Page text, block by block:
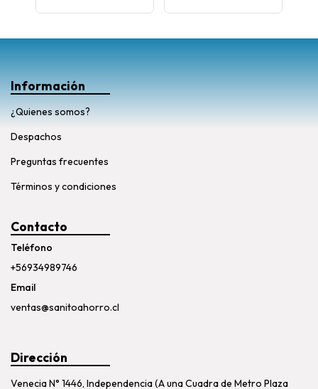
Información
¿Quienes somos?
Despachos
Preguntas frecuentes
Términos y condiciones
Contacto
Teléfono
+56934989746
Email
ventas@sanitoahorro.cl
Dirección
Venecia N° 1446, Independencia (A una Cuadra de Metro Plaza